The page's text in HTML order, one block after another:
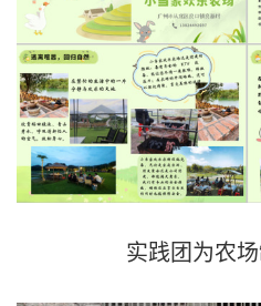
实践团为农